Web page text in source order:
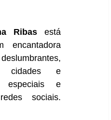
Ribas está
encantadora
cidades e
especiais e
sociais.